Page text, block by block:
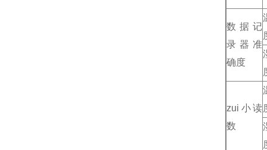
数据记
录器准
确度
zui小读
数